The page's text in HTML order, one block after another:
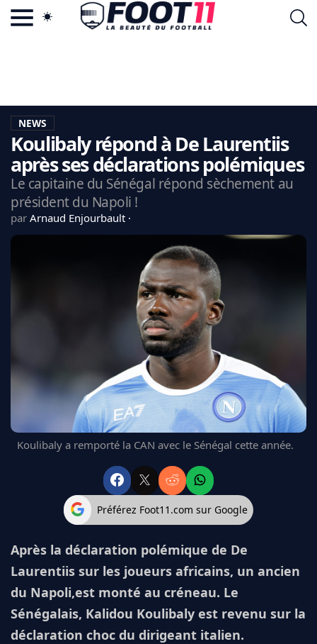
LA CHARTE
VIE PRIVÉE
CGU
CONTACTEZ-NOUS
ARSENAL
BAYERN
L'AVIS DE LA RÉDAC'
NEWS
Koulibaly répond à De Laurentiis
après ses déclarations polémiques
Le capitaine du Sénégal répond sèchement au
président du Napoli !
par Arnaud Enjourbault
Koulibaly a remporté la CAN avec le Sénégal cette année.
Préférez Foot11.com sur Google
Après la déclaration polémique de De
Laurentiis sur les joueurs africains, un ancien
du Napoli,est monté au créneau. Le
Sénégalais, Kalidou Koulibaly est revenu sur la
déclaration choc du dirigeant italien.